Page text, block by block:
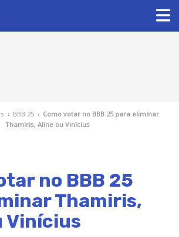
› BBB 25 › Como votar no BBB 25 para eliminar
Thamiris, Aline ou Vinícius
no BBB 25
Thamiris,
Vinícius